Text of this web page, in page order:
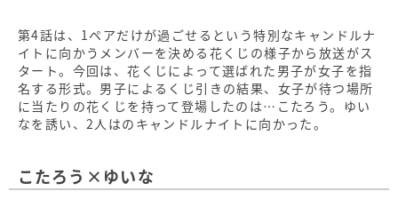
第4話は、1ペアだけが過ごせるという特別なキャンドルナ
イトに向かうメンバーを決める花くじの様子から放送がス
タート。今回は、花くじによって選ばれた男子が女子を指
名する形式。男子によるくじ引きの結果、女子が待つ場所
に当たりの花くじを持って登場したのは…こたろう。ゆい
なを誘い、2人はのキャンドルナイトに向かった。
こたろう×ゆいな